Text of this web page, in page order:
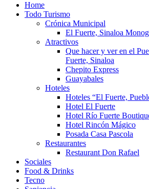
Home
Todo Turismo
Crónica Municipal
El Fuerte, Sinaloa
Atractivos
Que hacer y ver en el
Fuerte, Sinaloa
Chepito Express
Guayabales
Hoteles
Hoteles “El Fuerte,
Hotel El Fuerte
Hotel Río Fuerte
Hotel Rincón Mágico
Posada Casa Pascola
Restaurantes
Restaurant Don Rafael
Sociales
Food & Drinks
Tecno